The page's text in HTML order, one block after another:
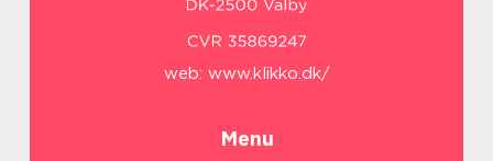
web: www.klikko.dk/
Menu